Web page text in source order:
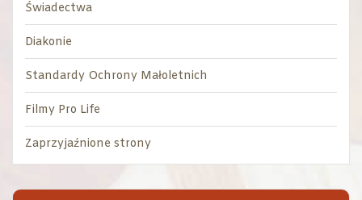
Świadectwa
Diakonie
Standardy Ochrony Małoletnich
Filmy Pro Life
Zaprzyjaźnione strony